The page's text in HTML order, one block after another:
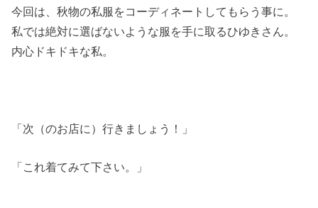
今回は、秋物の私服をコーディネートしてもらう事に。
私では絶対に選ばないような服を手に取るひゆきさん。
内心ドキドキな私。
「次（のお店に）行きましょう！」
「これ着てみて下さい。」